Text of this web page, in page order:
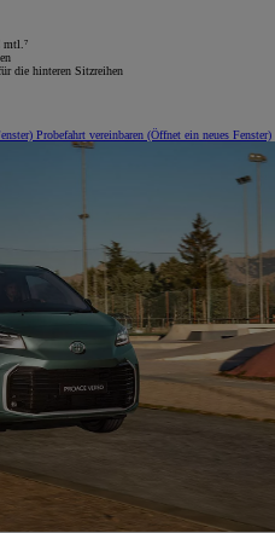
mtl.⁷
die hinteren Sitzreihen
Probefahrt vereinbaren (Öffnet ein neues Fenster)